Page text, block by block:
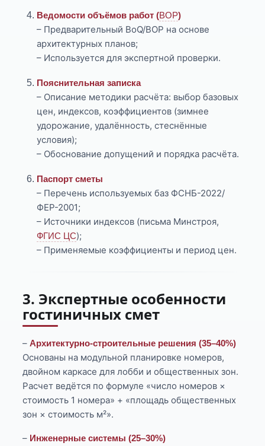
Ведомости объёмов работ (ВОР)
– Предварительный BoQ/ВОР на основе
архитектурных планов;
– Используется для экспертной проверки.
Пояснительная записка
– Описание методики расчёта: выбор базовых
цен, индексов, коэффициентов (зимнее
удорожание, удалённость, стеснённые
условия);
– Обоснование допущений и порядка расчёта.
Паспорт сметы
– Перечень используемых баз ФСНБ-2022/
ФЕР-2001;
– Источники индексов (письма Минстроя,
ФГИС ЦС);
– Применяемые коэффициенты и период цен.
3. Экспертные особенности
гостиничных смет
–Архитектурно-строительные решения (35–40%)
Основаны на модульной планировке номеров,
двойном каркасе для лобби и общественных зон.
Расчет ведётся по формуле «число номеров ×
стоимость 1 номера» + «площадь общественных
зон × стоимость м²».
– Инженерные системы (25–30%)